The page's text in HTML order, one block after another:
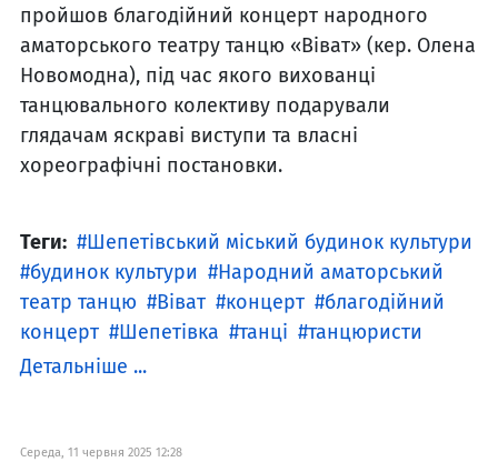
пройшов благодійний концерт народного
аматорського театру танцю «Віват» (кер. Олена
Новомодна), під час якого вихованці
танцювального колективу подарували
глядачам яскраві виступи та власні
хореографічні постановки.
Теги:
Шепетівський міський будинок культури
будинок культури
Народний аматорський
театр танцю
Віват концерт
благодійний
концерт
Шепетівка танці
танцюристи
Детальніше ...
Середа, 11 червня 2025 12:28